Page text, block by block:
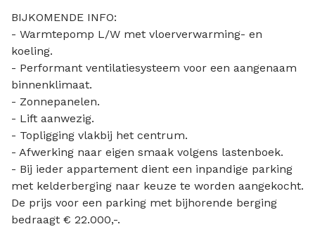
BIJKOMENDE INFO:
- Warmtepomp L/W met vloerverwarming- en
koeling.
- Performant ventilatiesysteem voor een aangenaam
binnenklimaat.
- Zonnepanelen.
- Lift aanwezig.
- Topligging vlakbij het centrum.
- Afwerking naar eigen smaak volgens lastenboek.
- Bij ieder appartement dient een inpandige parking
met kelderberging naar keuze te worden aangekocht.
De prijs voor een parking met bijhorende berging
bedraagt € 22.000,-.